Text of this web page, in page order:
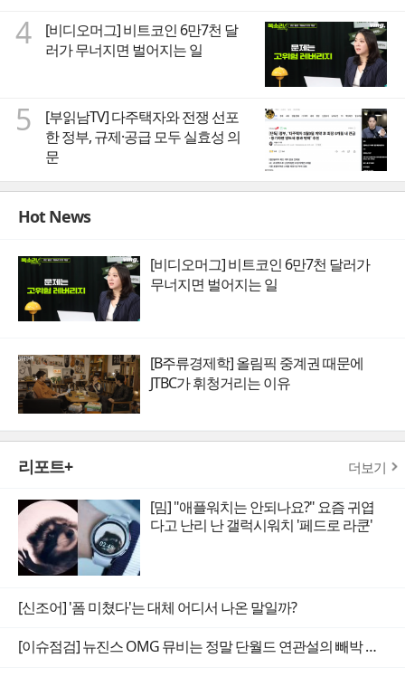
4
[비디오머그] 비트코인 6만7천 달
러가 무너지면 벌어지는 일
5
[부읽남TV] 다주택자와 전쟁 선포
한 정부, 규제·공급 모두 실효성 의
문
Hot News
[비디오머그] 비트코인 6만7천 달러가
무너지면 벌어지는 일
[B주류경제학] 올림픽 중계권 때문에
JTBC가 휘청거리는 이유
리포트+ 더보기
[밈] "애플워치는 안되나요?" 요즘 귀엽
다고 난리 난 갤럭시워치 '페드로 라쿤'
[신조어] '폼 미쳤다'는 대체 어디서 나온 말일까?
[이슈점검] 뉴진스 OMG 뮤비는 정말 단월드 연관설의 빼박 증거일까